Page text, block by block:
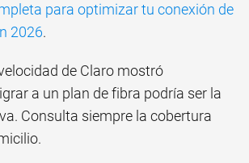
para optimizar tu conexión de
2026.
de Claro mostró
a un plan de fibra podría ser la
Consulta siempre la cobertura